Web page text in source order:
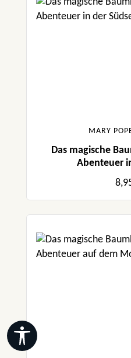
MARY
Das magische
Abenteuer
Werkzeugleiste anzeigen